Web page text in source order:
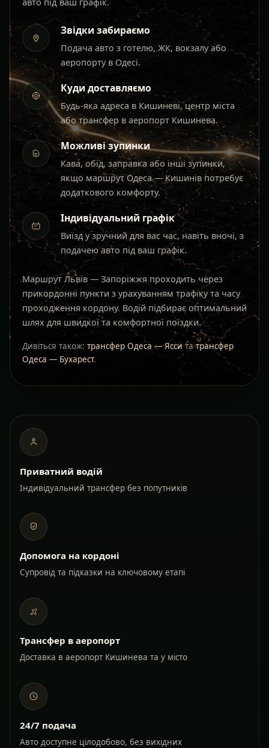
Звідки забираємо
Подача авто з готелю, ЖК, вокзалу або
аеропорту в Одесі.
Куди доставляємо
Будь-яка адреса в Кишиневі, центр міста
або трансфер в аеропорт Кишинева.
Можливі зупинки
Кава, обід, заправка або інші зупинки,
якщо маршрут Одеса — Кишинів потребує
додаткового комфорту.
Індивідуальний графік
Виїзд у зручний для вас час, навіть вночі, з
подачею авто під ваш графік.
Маршрут Львів — Запоріжжя проходить через
прикордонні пункти з урахуванням трафіку та часу
проходження кордону. Водій підбирає оптимальний
шлях для швидкої та комфортної поїздки.
Дивіться також: трансфер Одеса — Ясситатрансфер
Одеса — Бухарест.
Приватний водій
Індивідуальний трансфер без попутників
Допомога на кордоні
Супровід та підказки на ключовому етапі
Трансфер в аеропорт
Доставка в аеропорт Кишинева та у місто
24/7 подача
Авто доступне цілодобово, без вихідних